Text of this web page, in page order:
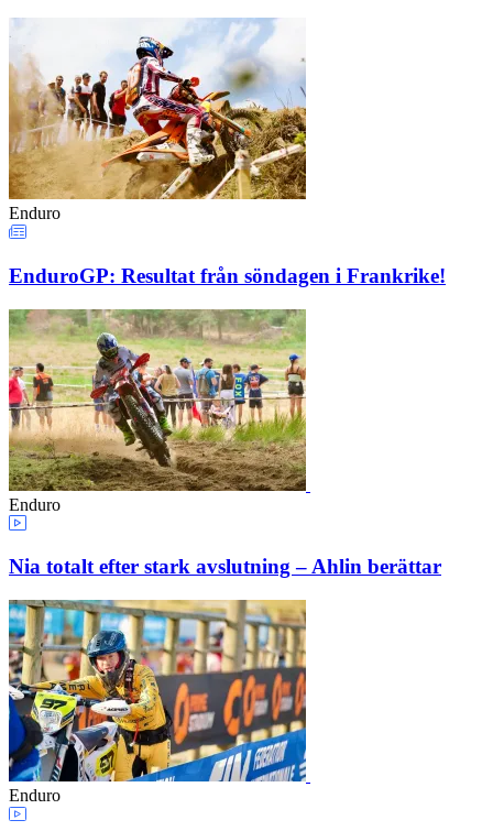
Enduro
EnduroGP: Resultat från söndagen i Frankrike!
Enduro
Nia totalt efter stark avslutning – Ahlin berättar
Enduro